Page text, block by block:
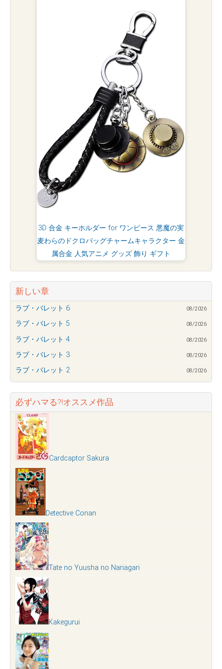
3D 合金 キーホルダー for ワンピース 悪魔の実
麦わらのドクロバッグチャームキャラクター 金
属合金 人気アニメ グッズ 飾り ギフト
新しい章
ラブ・バレット 6 08/2026
ラブ・バレット 5 08/2026
ラブ・バレット 4 08/2026
ラブ・バレット 3 08/2026
ラブ・バレット 2 08/2026
必ずハマる?!オススメ作品
Cardcaptor Sakura
Detective Conan
Tate no Yuusha no Nariagari
Kakegurui